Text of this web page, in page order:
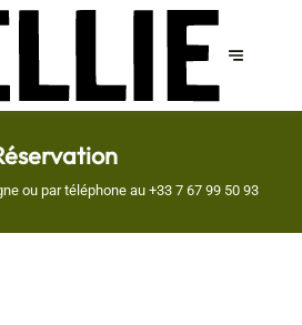
ou par téléphone au +33 7 67 99 50 93